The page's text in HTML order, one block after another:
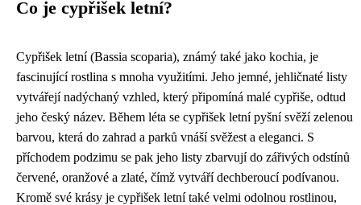
Co je cypřišek letní?
Cypřišek letní (Bassia scoparia), známý také jako kochia, je
fascinující rostlina s mnoha využitími. Jeho jemné, jehličnaté listy
vytvářejí nadýchaný vzhled, který připomíná malé cypřiše, odtud
jeho český název. Během léta se cypřišek letní pyšní svěží zelenou
barvou, která do zahrad a parků vnáší svěžest a eleganci. S
příchodem podzimu se pak jeho listy zbarvují do zářivých odstínů
červené, oranžové a zlaté, čímž vytváří dechberoucí podívanou.
Kromě své krásy je cypřišek letní také velmi odolnou rostlinou,